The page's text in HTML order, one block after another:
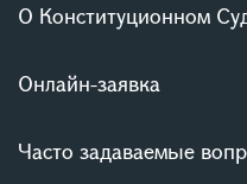
О Конституционном
Онлайн-заявка
Часто задаваемые